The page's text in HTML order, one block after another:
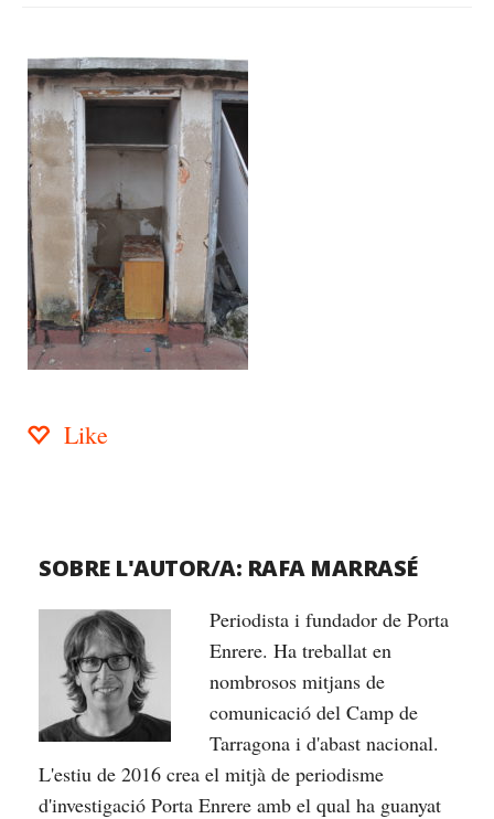
Like
SOBRE L'AUTOR/A: RAFA MARRASÉ
Periodista i fundador de Porta
Enrere. Ha treballat en
nombrosos mitjans de
comunicació del Camp de
Tarragona i d'abast nacional.
L'estiu de 2016 crea el mitjà de periodisme
d'investigació Porta Enrere amb el qual ha guanyat